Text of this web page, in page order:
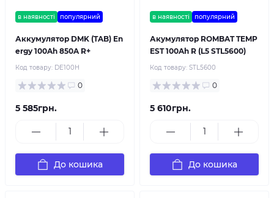
в наявності популярний
Аккумулятор DMK (TAB) En
ergy 100Ah 850A R+
Код товару: DE100H
0
5 585грн.
До кошика
в наявності популярний
Акумулятор ROMBAT TEMP
EST 100Ah R (L5 STL5600)
Код товару: STL5600
0
5 610грн.
До кошика